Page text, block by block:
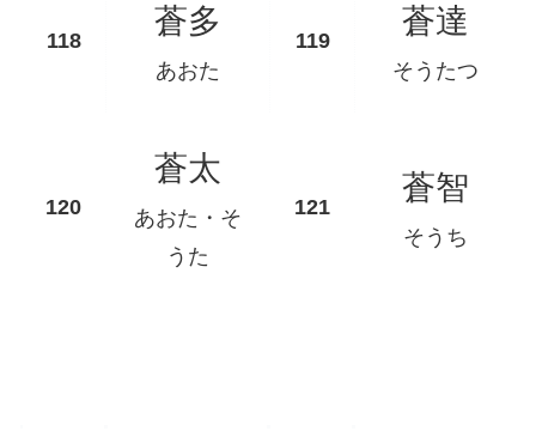
蒼多
あおた
蒼達
そうたつ
蒼太
あおた・そ
うた
蒼智
そうち